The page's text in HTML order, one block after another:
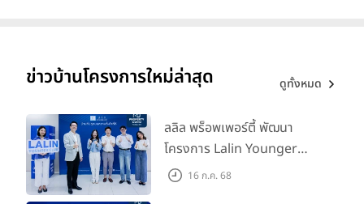
ข่าวบ้านโครงการใหม่ล่าสุด ดูทั้งหมด
ลลิล พร็อพเพอร์ตี้ พัฒนา
โครงการ Lalin Younger
Club ส่งเสริมผู้นำรุ่นใหม่
16 ก.ค. 68